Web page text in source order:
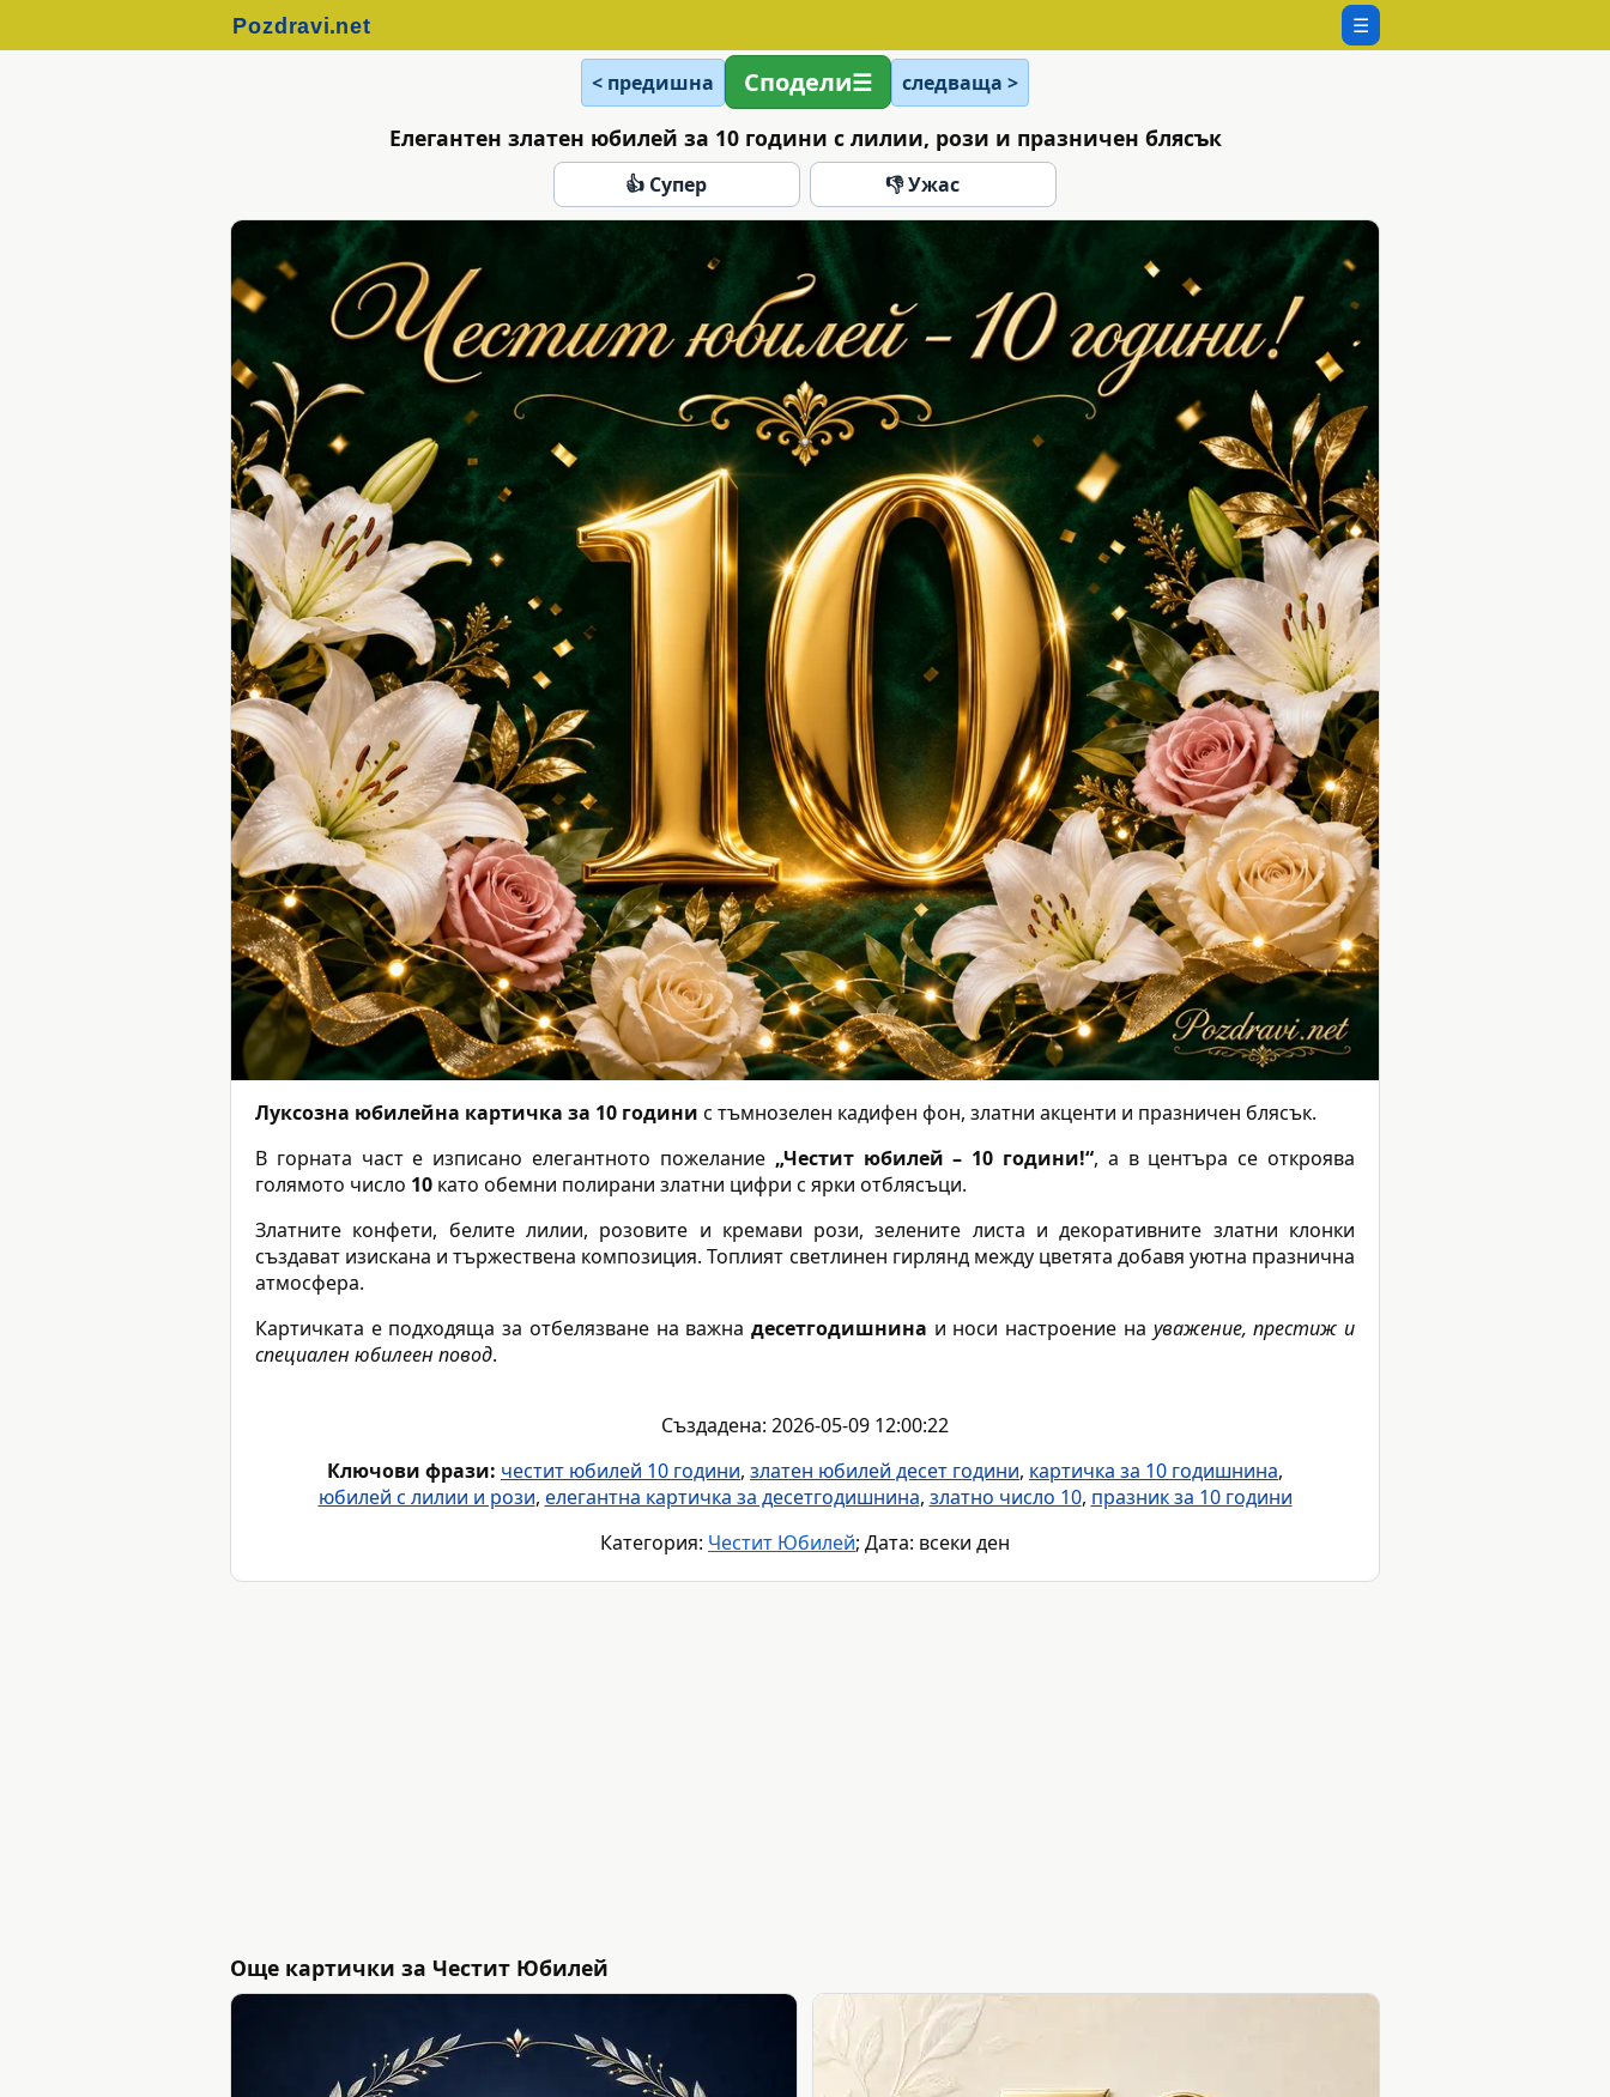
☰
< предишна Сподели следваща >
Елегантен златен юбилей за 10 години с лилии, рози и празничен блясък
👍 Супер 👎 Ужас
Луксозна юбилейна картичка за 10 години с тъмнозелен кадифен фон, златни акценти и празничен блясък.
В горната част е изписано елегантното пожелание „Честит юбилей – 10 години!“, а в центъра се откроява
голямото число 10 като обемни полирани златни цифри с ярки отблясъци.
Златните конфети, белите лилии, розовите и кремави рози, зелените листа и декоративните златни клонки
създават изискана и тържествена композиция. Топлият светлинен гирлянд между цветята добавя уютна празнична
атмосфера.
Картичката е подходяща за отбелязване на важна десетгодишнина и носи настроение на уважение, престиж и
специален юбилеен повод.
Създадена: 2026-05-09 12:00:22
Ключови фрази: честит юбилей 10 години, златен юбилей десет години, картичка за 10 годишнина,
юбилей с лилии и рози, елегантна картичка за десетгодишнина, златно число 10, празник за 10 години
Категория: Честит Юбилей; Дата: всеки ден
Още картички за Честит Юбилей